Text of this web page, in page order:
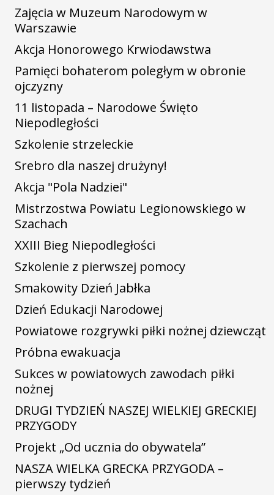
Zajęcia w Muzeum Narodowym w
Warszawie
Akcja Honorowego Krwiodawstwa
Pamięci bohaterom poległym w obronie
ojczyzny
11 listopada – Narodowe Święto
Niepodległości
Szkolenie strzeleckie
Srebro dla naszej drużyny!
Akcja "Pola Nadziei"
Mistrzostwa Powiatu Legionowskiego w
Szachach
XXIII Bieg Niepodległości
Szkolenie z pierwszej pomocy
Smakowity Dzień Jabłka
Dzień Edukacji Narodowej
Powiatowe rozgrywki piłki nożnej dziewcząt
Próbna ewakuacja
Sukces w powiatowych zawodach piłki
nożnej
DRUGI TYDZIEŃ NASZEJ WIELKIEJ GRECKIEJ
PRZYGODY
Projekt „Od ucznia do obywatela”
NASZA WIELKA GRECKA PRZYGODA –
pierwszy tydzień